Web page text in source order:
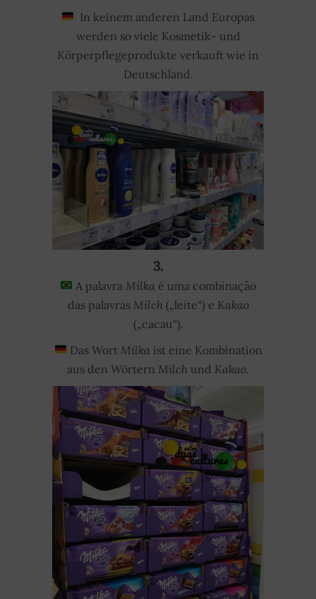
In keinem anderen Land Europas
werden so viele Kosmetik- und
Körperpflegeprodukte verkauft wie in
Deutschland.
3.
A palavra Milka é uma combinação
das palavras Milch(„leite“) e Kakao
(„cacau“).
Das Wort Milka ist eine Kombination
aus den Wörtern Milch und Kakao.